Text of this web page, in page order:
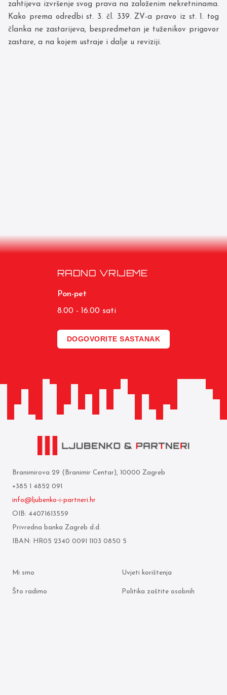
zahtijeva izvršenje svog prava na založenim nekretninama.
Kako prema odredbi st. 3. čl. 339. ZV-a pravo iz st. 1. tog
članka ne zastarijeva, bespredmetan je tuženikov prigovor
zastare, a na kojem ustraje i dalje u reviziji.
RADNO VRIJEME
Pon-pet
8.00 - 16.00 sati
DOGOVORITE SASTANAK
Branimirova 29 (Branimir Centar), 10000 Zagreb
+385 1 4852 091
info@ljubenko-i-partneri.hr
OIB: 44071613559
Privredna banka Zagreb d.d.
IBAN: HR05 2340 0091 1103 0850 5
Mi smo
Što radimo
Uvjeti korištenja
Politika zaštite osobnih